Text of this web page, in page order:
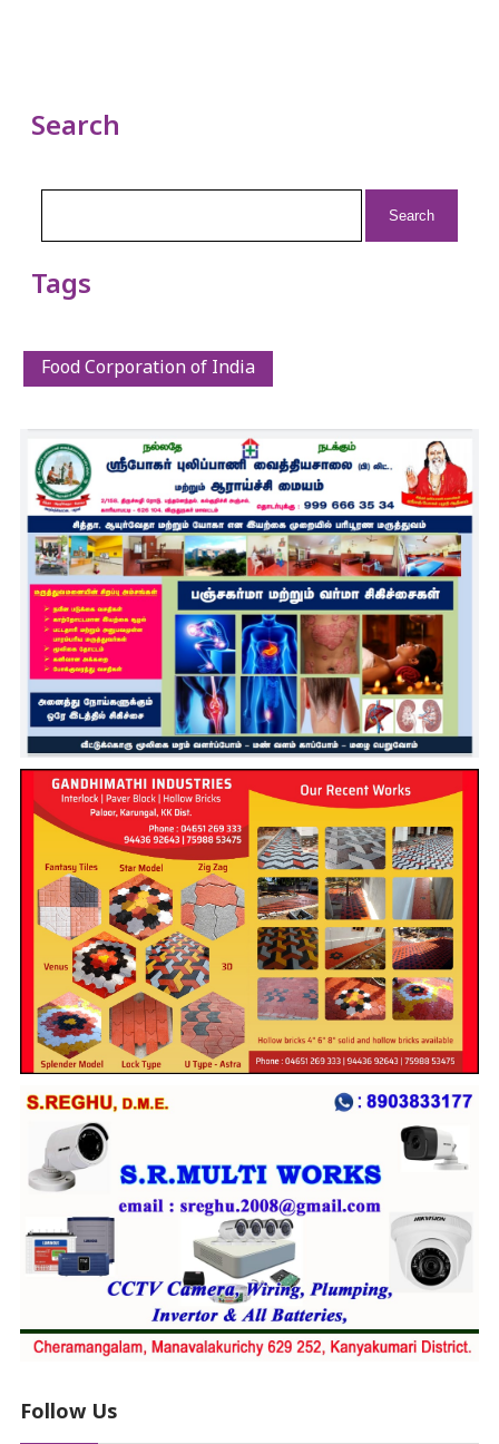
Search
Tags
Food Corporation of India
Follow Us